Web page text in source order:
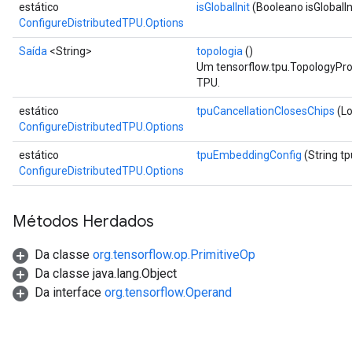
estático
ConfigureDistributedTPU.Options
isGlobalInit(Booleano
Saída <String> topologia ()
Um
TPU.
estático
ConfigureDistributedTPU.Options
tpuCancellationClosesChips
estático
ConfigureDistributedTPU.Options
tpuEmbeddingConfig (String
Métodos Herdados
Da classe org.tensorflow.op.PrimitiveOp
Da classe java.lang.Object
Da interface org.tensorflow.Operand